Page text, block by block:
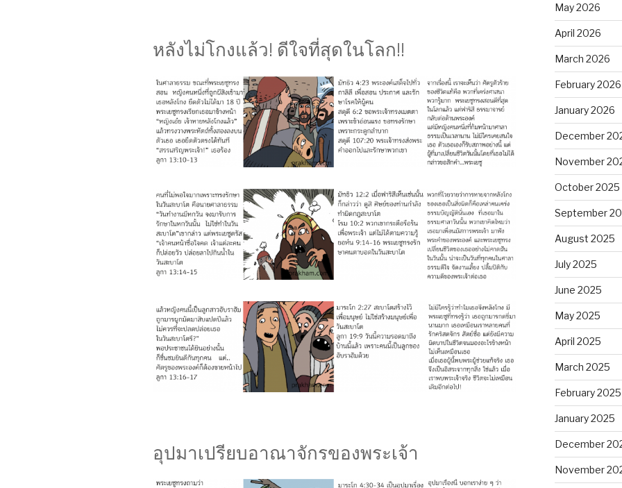
หลังไม่โกงแล้ว! ดีใจที่สุดในโลก!!
อุปมาเปรียบอาณาจักรของพระเจ้า
May 2026
April 2026
March 2026
February 2026
January 2026
December
November
October 2025
September
August 2025
July 2025
June 2025
May 2025
April 2025
March 2025
February 2025
January 2025
December
November